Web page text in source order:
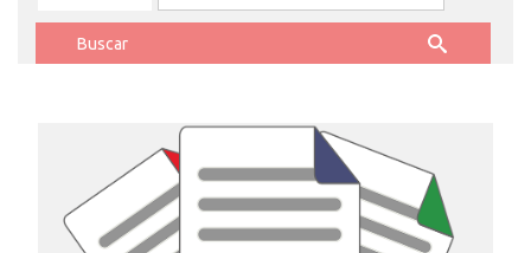
ENSINO
PLATAFORMAS